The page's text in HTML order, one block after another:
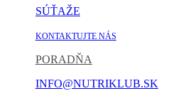
SÚŤAŽE
KONTAKTUJTE NÁS
PORADŇA
INFO@NUTRIKLUB.SK